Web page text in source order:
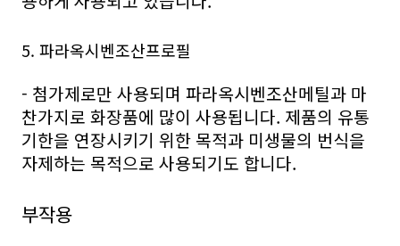
5. 파라옥시벤조산프로필
- 첨가제로만 사용되며 파라옥시벤조산메틸과 마
찬가지로 화장품에 많이 사용됩니다. 제품의 유통
기한을 연장시키기 위한 목적과 미생물의 번식을
자제하는 목적으로 사용되기도 합니다.
부작용